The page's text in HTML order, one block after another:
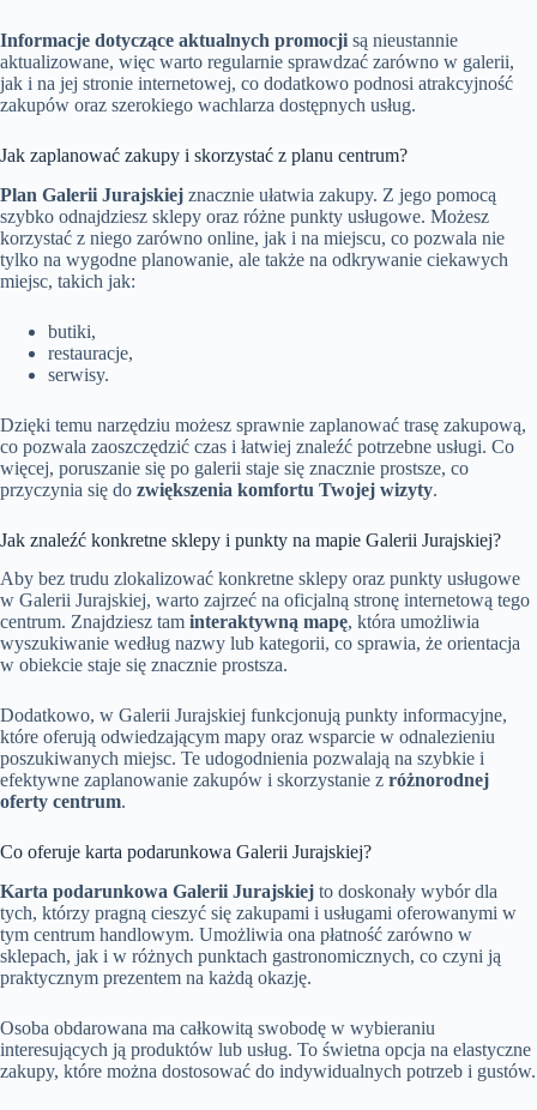
Informacje dotyczące aktualnych promocji są nieustannie
aktualizowane, więc warto regularnie sprawdzać zarówno w galerii,
jak i na jej stronie internetowej, co dodatkowo podnosi atrakcyjność
zakupów oraz szerokiego wachlarza dostępnych usług.
Jak zaplanować zakupy i skorzystać z planu centrum?
Plan Galerii Jurajskiej znacznie ułatwia zakupy. Z jego pomocą
szybko odnajdziesz sklepy oraz różne punkty usługowe. Możesz
korzystać z niego zarówno online, jak i na miejscu, co pozwala nie
tylko na wygodne planowanie, ale także na odkrywanie ciekawych
miejsc, takich jak:
butiki,
restauracje,
serwisy.
Dzięki temu narzędziu możesz sprawnie zaplanować trasę zakupową,
co pozwala zaoszczędzić czas i łatwiej znaleźć potrzebne usługi. Co
więcej, poruszanie się po galerii staje się znacznie prostsze, co
przyczynia się do zwiększenia komfortu Twojej wizyty.
Jak znaleźć konkretne sklepy i punkty na mapie Galerii Jurajskiej?
Aby bez trudu zlokalizować konkretne sklepy oraz punkty usługowe
w Galerii Jurajskiej, warto zajrzeć na oficjalną stronę internetową tego
centrum. Znajdziesz tam interaktywną mapę, która umożliwia
wyszukiwanie według nazwy lub kategorii, co sprawia, że orientacja
w obiekcie staje się znacznie prostsza.
Dodatkowo, w Galerii Jurajskiej funkcjonują punkty informacyjne,
które oferują odwiedzającym mapy oraz wsparcie w odnalezieniu
poszukiwanych miejsc. Te udogodnienia pozwalają na szybkie i
efektywne zaplanowanie zakupów i skorzystanie z różnorodnej
oferty centrum.
Co oferuje karta podarunkowa Galerii Jurajskiej?
Karta podarunkowa Galerii Jurajskiej to doskonały wybór dla
tych, którzy pragną cieszyć się zakupami i usługami oferowanymi w
tym centrum handlowym. Umożliwia ona płatność zarówno w
sklepach, jak i w różnych punktach gastronomicznych, co czyni ją
praktycznym prezentem na każdą okazję.
Osoba obdarowana ma całkowitą swobodę w wybieraniu
interesujących ją produktów lub usług. To świetna opcja na elastyczne
zakupy, które można dostosować do indywidualnych potrzeb i gustów.